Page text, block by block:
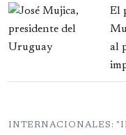
El
al
INTERNACIONALES: